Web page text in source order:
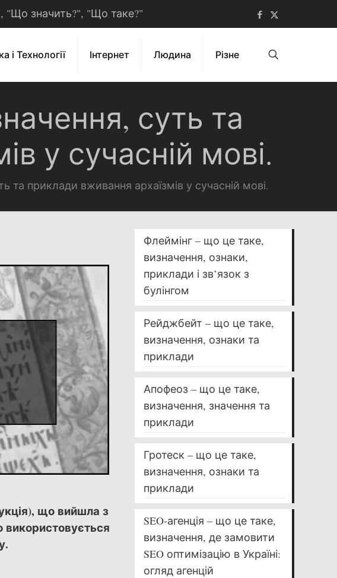
"Що значить?", "Що таке?"
і Технології Інтернет Людина Різне
суть та
у сучасній мові.
та приклади вживання архаїзмів у сучасній мові.
що вийшла з
використовується
Флеймінг – що це таке,
визначення, ознаки,
приклади і зв’язок з
булінгом
Рейджбейт – що це таке,
визначення, ознаки та
приклади
Апофеоз – що це таке,
визначення, значення та
приклади
Гротеск – що це таке,
визначення, ознаки та
приклади
SEO-агенція – що це таке,
визначення, де замовити
SEO оптимізацію в Україні:
огляд агенцій